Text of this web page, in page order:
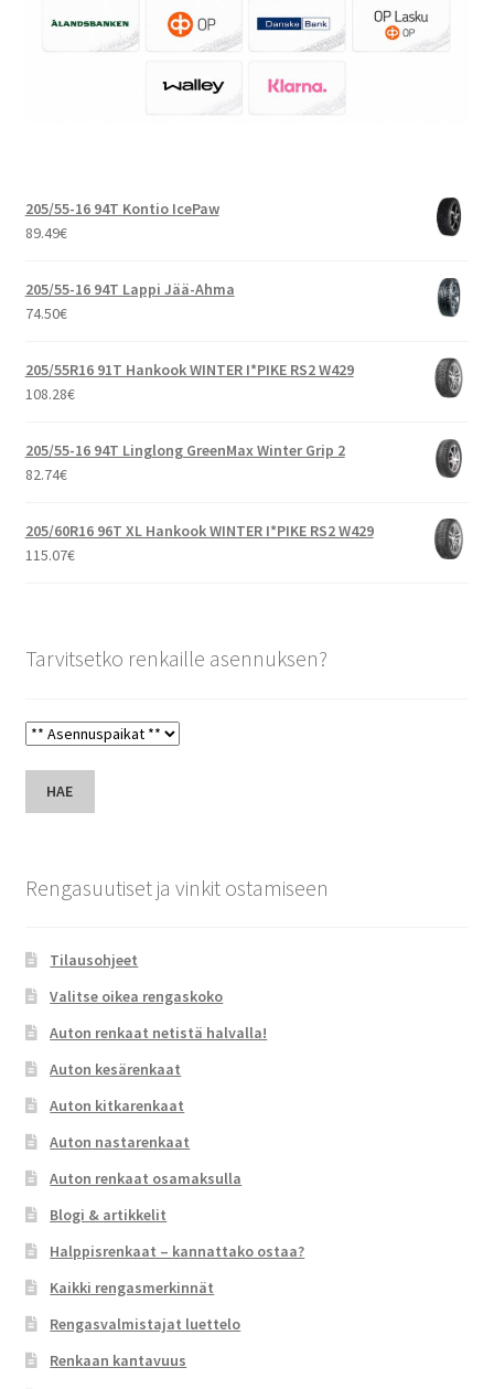
205/55-16 94T Kontio IcePaw
89.49€
205/55-16 94T Lappi Jää-Ahma
74.50€
205/55R16 91T Hankook WINTER I*PIKE RS2 W429
108.28€
205/55-16 94T Linglong GreenMax Winter Grip 2
82.74€
205/60R16 96T XL Hankook WINTER I*PIKE RS2 W429
115.07€
Tarvitsetko renkaille asennuksen?
HAE
Rengasuutiset ja vinkit ostamiseen
Tilausohjeet
Valitse oikea rengaskoko
Auton renkaat netistä halvalla!
Auton kesärenkaat
Auton kitkarenkaat
Auton nastarenkaat
Auton renkaat osamaksulla
Blogi & artikkelit
Halppisrenkaat – kannattako ostaa?
Kaikki rengasmerkinnät
Rengasvalmistajat luettelo
Renkaan kantavuus